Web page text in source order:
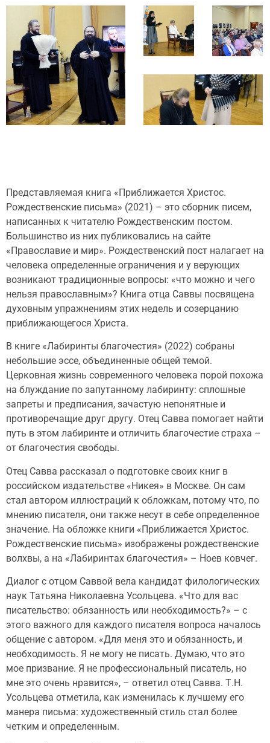
Представляемая книга «Приближается Христос.
Рождественские письма» (2021) – это сборник писем,
написанных к читателю Рождественским постом.
Большинство из них публиковались на сайте
«Православие и мир». Рождественский пост налагает на
человека определенные ограничения и у верующих
возникают традиционные вопросы: «что можно и чего
нельзя православным»? Книга отца Саввы посвящена
духовным упражнениям этих недель и созерцанию
приближающегося Христа.
В книге «Лабиринты благочестия» (2022) собраны
небольшие эссе, объединенные общей темой.
Церковная жизнь современного человека порой похожа
на блуждание по запутанному лабиринту: сплошные
запреты и предписания, зачастую непонятные и
противоречащие друг другу. Отец Савва помогает найти
путь в этом лабиринте и отличить благочестие страха –
от благочестия свободы.
Отец Савва рассказал о подготовке своих книг в
российском издательстве «Никея» в Москве. Он сам
стал автором иллюстраций к обложкам, потому что, по
мнению писателя, они также несут в себе определенное
значение. На обложке книги «Приближается Христос.
Рождественские письма» изображены рождественские
волхвы, а на «Лабиринтах благочестия» – Ноев ковчег.
Диалог с отцом Саввой вела кандидат филологических
наук Татьяна Николаевна Усольцева. «Что для вас
писательство: обязанность или необходимость?» – с
этого важного для каждого писателя вопроса началось
общение с автором. «Для меня это и обязанность, и
необходимость. Я не могу не писать. Думаю, что это
мое призвание. Я не профессиональный писатель, но
мне это очень нравится», – ответил отец Савва. Т.Н.
Усольцева отметила, как изменилась к лучшему его
манера письма: художественный стиль стал более
четким и определенным.